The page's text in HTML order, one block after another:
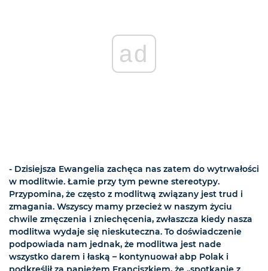
ad
- Dzisiejsza Ewangelia zachęca nas zatem do wytrwałości
w modlitwie. Łamie przy tym pewne stereotypy.
Przypomina, że często z modlitwą związany jest trud i
zmagania. Wszyscy mamy przecież w naszym życiu
chwile zmęczenia i zniechęcenia, zwłaszcza kiedy nasza
modlitwa wydaje się nieskuteczna. To doświadczenie
podpowiada nam jednak, że modlitwa jest nade
wszystko darem i łaską – kontynuował abp Polak i